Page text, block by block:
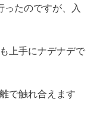
ったのですが、入
上手にナデナデで
で触れ合えます